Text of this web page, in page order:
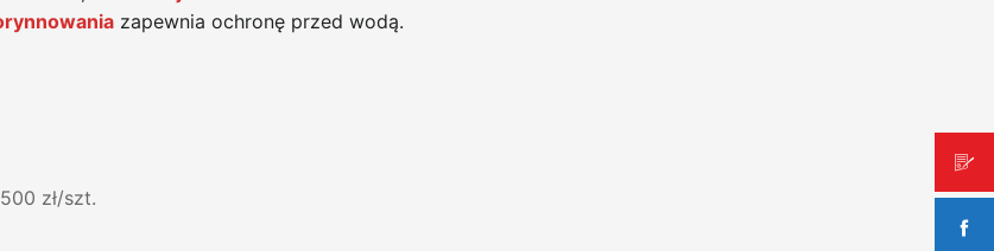
zapewnia ochronę przed wodą.
zł/szt.